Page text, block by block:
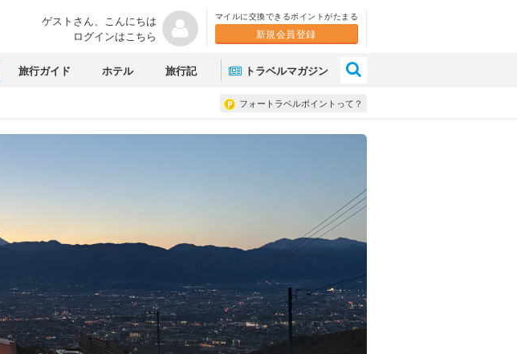
ゲストさん、こんにちは
ログインはこちら
マイルに交換できるポイントがたまる
新規会員登録
旅行ガイド ホテル 旅行記 トラベルマガジン
フォートラベルポイントって？